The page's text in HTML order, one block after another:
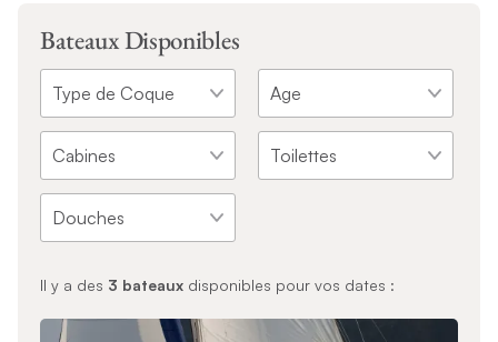
Bateaux Disponibles
Il y a des 3 bateauxdisponibles pour vos dates :